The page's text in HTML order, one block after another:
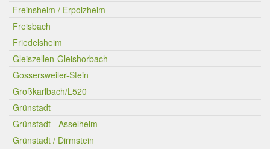
Freinsheim / Erpolzheim
Freisbach
Friedelsheim
Gleiszellen-Gleishorbach
Gossersweiler-Stein
Großkarlbach/L520
Grünstadt
Grünstadt - Asselheim
Grünstadt / Dirmstein